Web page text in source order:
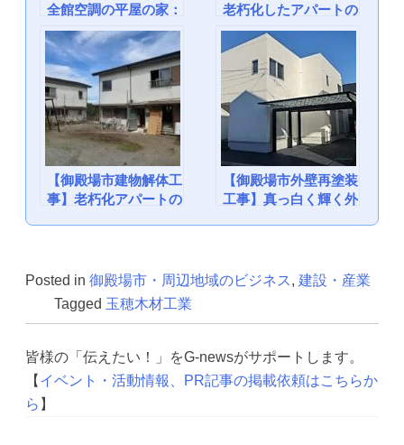
全館空調の平屋の家：
玉穂木材工業
老朽化したアパートの
解体工事が始まりまし
た：玉穂木材工業
【御殿場市建物解体工
事】老朽化アパートの
【御殿場市外壁再塗装
工事】真っ白く輝く外
Posted in 御殿場市・周辺地域のビジネス , 建設・産業
Tagged 玉穂木材工業
皆様の「伝えたい！」をG-newsがサポートします。
【 イベント・活動情報、PR記事の掲載依頼はこちらか
ら 】